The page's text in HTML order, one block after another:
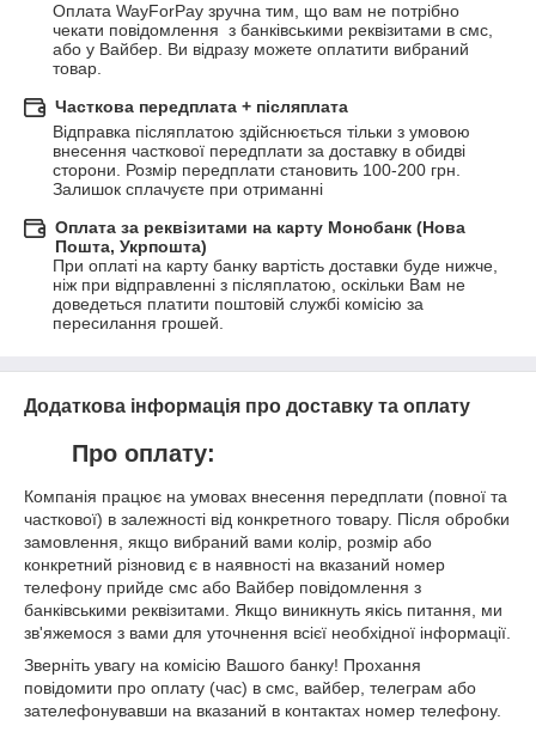
Оплата WayForPay зручна тим, що вам не потрібно
чекати повідомлення  з банківськими реквізитами в смс,
або у Вайбер. Ви відразу можете оплатити вибраний
товар.
Часткова передплата + післяплата
Відправка післяплатою здійснюється тільки з умовою
внесення часткової передплати за доставку в обидві
сторони. Розмір передплати становить 100-200 грн.
Залишок сплачуєте при отриманні
Оплата за реквізитами на карту Монобанк (Нова
Пошта, Укрпошта)
При оплаті на карту банку вартість доставки буде нижче,
ніж при відправленні з післяплатою, оскільки Вам не
доведеться платити поштовій службі комісію за
пересилання грошей.
Додаткова інформація про доставку та оплату
Про оплату:
Компанія працює на умовах внесення передплати (повної та
часткової) в залежності від конкретного товару. Після обробки
замовлення, якщо вибраний вами колір, розмір або
конкретний різновид є в наявності на вказаний номер
телефону прийде смс або Вайбер повідомлення з
банківськими реквізитами. Якщо виникнуть якісь питання, ми
зв'яжемося з вами для уточнення всієї необхідної інформації.
Зверніть увагу на комісію Вашого банку! Прохання
повідомити про оплату (час) в смс, вайбер, телеграм або
зателефонувавши на вказаний в контактах номер телефону.